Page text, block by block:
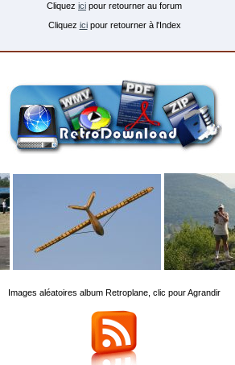
Cliquez ici pour retourner au forum
Cliquez icipour retourner à l'Index
Images aléatoires album Retroplane, clic pour Agrandir